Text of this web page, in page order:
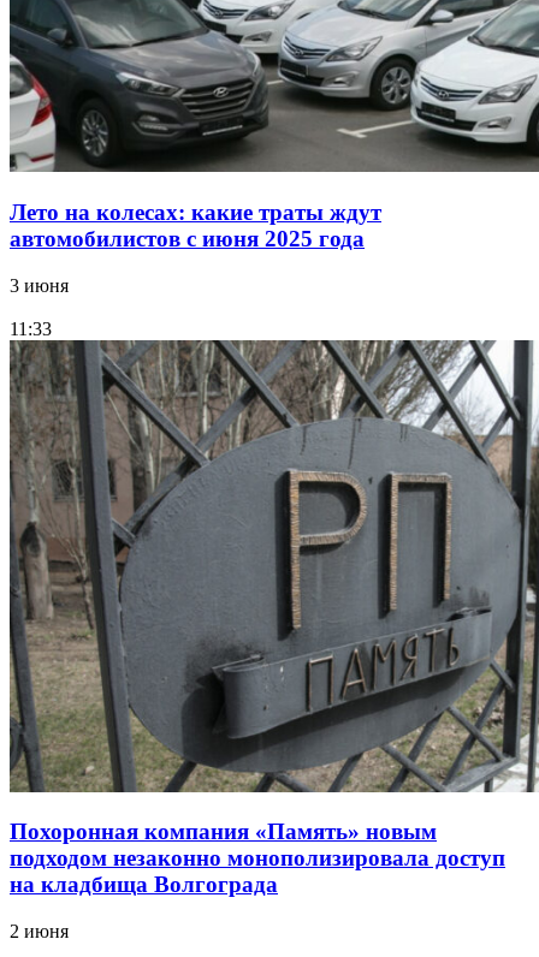
Лето на колесах: какие траты ждут
автомобилистов с июня 2025 года
3 июня
11:33
Похоронная компания «Память» новым
подходом незаконно монополизировала доступ
на кладбища Волгограда
2 июня